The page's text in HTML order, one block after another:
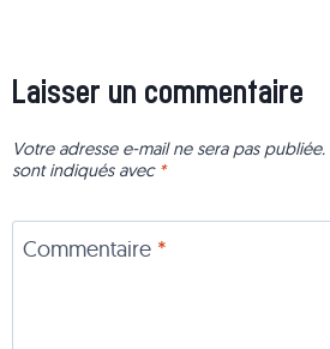
Laisser un commentaire
Votre adresse e-mail ne sera pas publiée.
sont indiqués avec *
Commentaire *